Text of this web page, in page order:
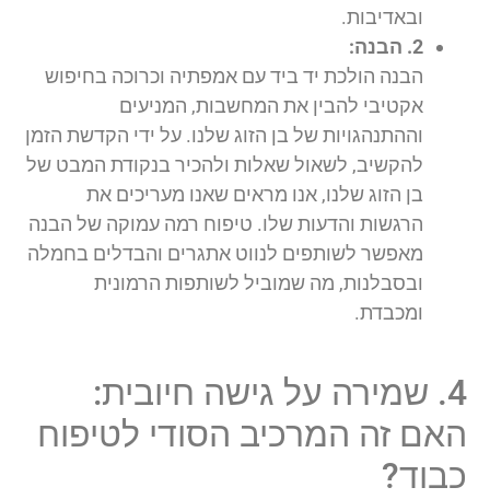
ובאדיבות.
2. הבנה:
הבנה הולכת יד ביד עם אמפתיה וכרוכה בחיפוש
אקטיבי להבין את המחשבות, המניעים
וההתנהגויות של בן הזוג שלנו. על ידי הקדשת הזמן
להקשיב, לשאול שאלות ולהכיר בנקודת המבט של
בן הזוג שלנו, אנו מראים שאנו מעריכים את
הרגשות והדעות שלו. טיפוח רמה עמוקה של הבנה
מאפשר לשותפים לנווט אתגרים והבדלים בחמלה
ובסבלנות, מה שמוביל לשותפות הרמונית
ומכבדת.
4. שמירה על גישה חיובית:
האם זה המרכיב הסודי לטיפוח
כבוד?